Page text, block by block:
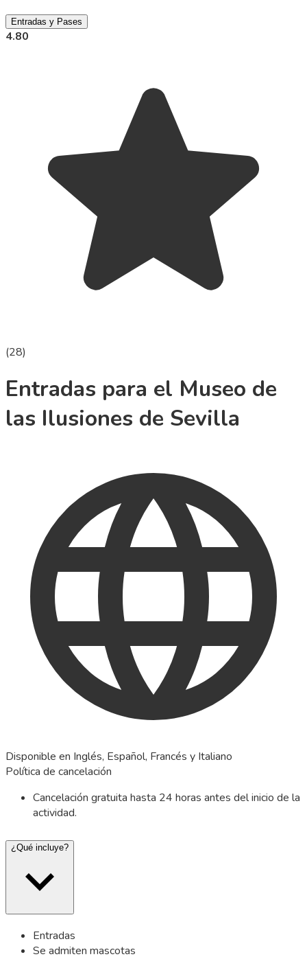
Entradas y Pases
4.80
(28)
Entradas para el Museo de
las Ilusiones de Sevilla
Disponible en Inglés, Español, Francés y Italiano
Política de cancelación
Cancelación gratuita hasta 24 horas antes del inicio de la
actividad.
¿Qué incluye?
Entradas
Se admiten mascotas